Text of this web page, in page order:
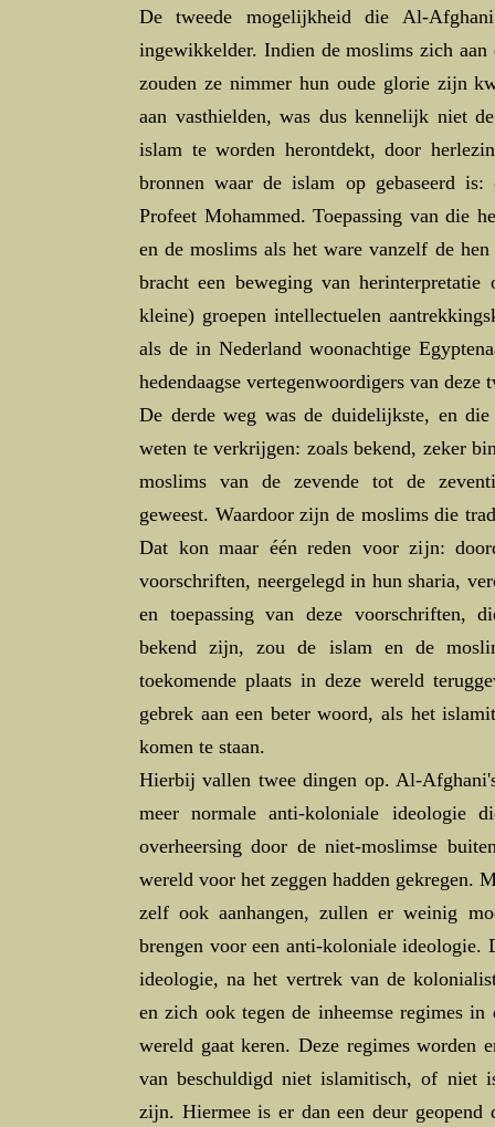
De tweede mogelijkheid die Al-
ingewikkelder. Indien de moslims zich aan
zouden ze nimmer hun oude glorie zijn
aan vasthielden, was dus kennelijk niet
islam te worden herontdekt, door
bronnen waar de islam op gebaseerd
Profeet Mohammed. Toepassing van die
en de moslims als het ware vanzelf de
bracht een beweging van
kleine) groepen intellectuelen
als de in Nederland woonachtige
hedendaagse vertegenwoordigers van deze
De derde weg was de duidelijkste, en
weten te verkrijgen: zoals bekend, zeker
moslims van de zevende tot de
geweest. Waardoor zijn de moslims die
Dat kon maar één reden voor zijn:
voorschriften, neergelegd in hun sharia,
en toepassing van deze voorschriften,
bekend zijn, zou de islam en de
toekomende plaats in deze wereld
gebrek aan een beter woord, als het
komen te staan.
Hierbij vallen twee dingen op. Al-
meer normale anti-koloniale ideologie
overheersing door de niet-moslimse
wereld voor het zeggen hadden gekregen.
zelf ook aanhangen, zullen er weinig
brengen voor een anti-koloniale ideologie.
ideologie, na het vertrek van de
en zich ook tegen de inheemse regimes
wereld gaat keren. Deze regimes
van beschuldigd niet islamitisch, of niet
zijn. Hiermee is er dan een deur geopend